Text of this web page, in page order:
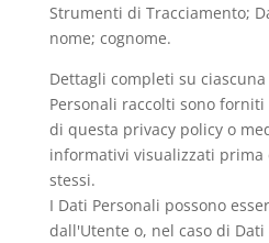
Strumenti di Tracciamento;
nome; cognome.
Dettagli completi su
Personali raccolti sono
di questa privacy policy o
informativi visualizzati prima
stessi.
I Dati Personali possono
dall'Utente o, nel caso di